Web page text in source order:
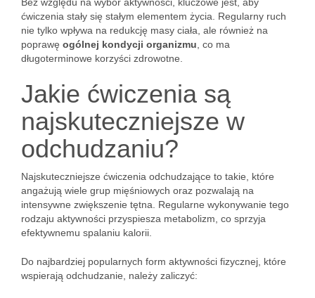
ćwiczenia stały się stałym elementem życia. Regularny ruch
nie tylko wpływa na redukcję masy ciała, ale również na
poprawę ogólnej kondycji organizmu , co ma
długoterminowe korzyści zdrowotne.
Jakie ćwiczenia są
najskuteczniejsze w
odchudzaniu?
Najskuteczniejsze ćwiczenia odchudzające to takie, które
angażują wiele grup mięśniowych oraz pozwalają na
intensywne zwiększenie tętna. Regularne wykonywanie tego
rodzaju aktywności przyspiesza metabolizm, co sprzyja
efektywnemu spalaniu kalorii.
Do najbardziej popularnych form aktywności fizycznej, które
wspierają odchudzanie, należy zaliczyć: